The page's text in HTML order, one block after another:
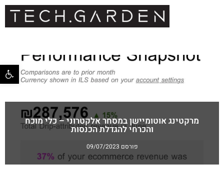
פתח
מרקטינג אוטומיישן במסחר אלקטרוני – כלי מוכח
והכרחי להגדלת הכנסות
פורסם 09/07/2023